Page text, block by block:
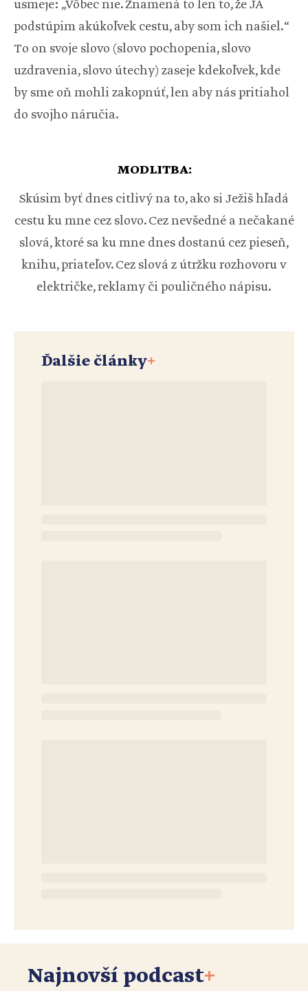
usmeje: „Vôbec nie. Znamená to len to, že JA
podstúpim akúkoľvek cestu, aby som ich našiel.“
To on svoje slovo (slovo pochopenia, slovo
uzdravenia, slovo útechy) zaseje kdekoľvek, kde
by sme oň mohli zakopnúť, len aby nás pritiahol
do svojho náručia.
MODLITBA:
Skúsim byť dnes citlivý na to, ako si Ježiš hľadá
cestu ku mne cez slovo. Cez nevšedné a nečakané
slová, ktoré sa ku mne dnes dostanú cez pieseň,
knihu, priateľov. Cez slová z útržku rozhovoru v
električke, reklamy či pouličného nápisu.
Ďalšie články+
Najnovší podcast+